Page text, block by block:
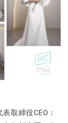
取締役CEO：